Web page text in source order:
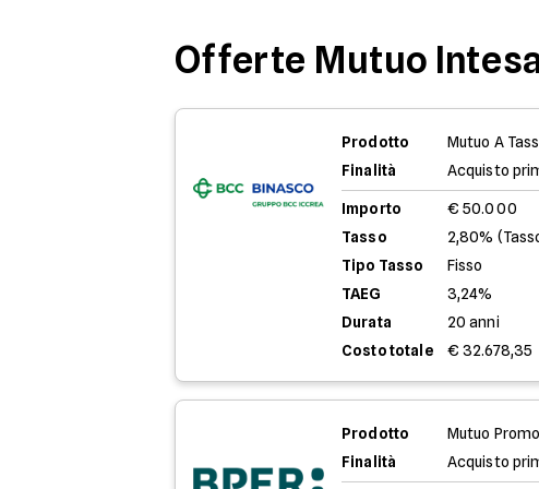
Offerte Mutuo
Prodotto
Mutuo A
Finalità
Acquisto
Importo
€ 50.000
Tasso
2,80%
Tipo Tasso
Fisso
TAEG
3,24%
Durata
20 anni
Costo totale
€ 32.678,35
Prodotto
Mutuo
Finalità
Acquisto